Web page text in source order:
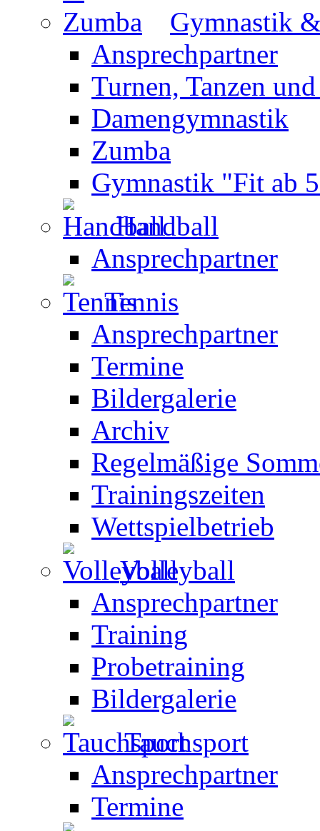
Gymnastik
Ansprechpartner
Turnen, Tanzen
Damengymnastik
Zumba
Gymnastik "Fit ab
Handball
Ansprechpartner
Tennis
Ansprechpartner
Termine
Bildergalerie
Archiv
Regelmäßige
Trainingszeiten
Wettspielbetrieb
Volleyball
Ansprechpartner
Training
Probetraining
Bildergalerie
Tauchsport
Ansprechpartner
Termine